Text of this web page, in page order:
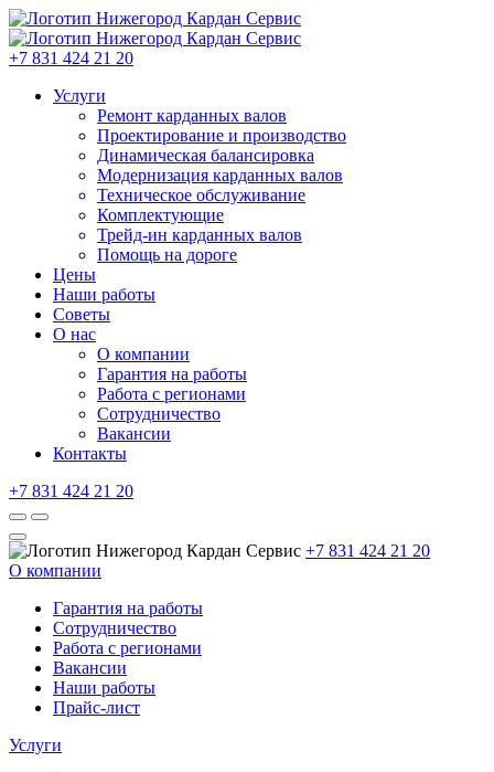
+7 831 424 21 20
Услуги
Ремонт карданных валов
Проектирование и производство
Динамическая балансировка
Модернизация карданных валов
Техническое обслуживание
Комплектующие
Трейд-ин карданных валов
Помощь на дороге
Цены
Наши работы
Советы
О нас
О компании
Гарантия на работы
Работа с регионами
Сотрудничество
Вакансии
Контакты
+7 831 424 21 20
+7 831 424 21 20
О компании
Гарантия на работы
Сотрудничество
Работа с регионами
Вакансии
Наши работы
Прайс-лист
Услуги